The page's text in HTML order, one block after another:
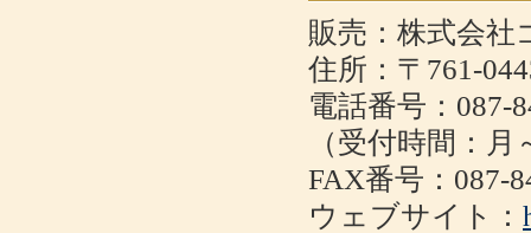
販売：株式会社
住所：〒761-
電話番号：087-
（受付時間：
FAX番号：087-
ウェブサイト：